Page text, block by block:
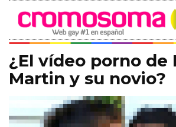
¿El vídeo porno de
Martin y su novio?